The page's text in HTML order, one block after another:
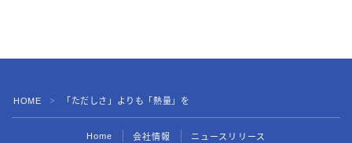
HOME ＞ 「ただしさ」よりも「熱量」を
Home 会社情報 ニュースリリース